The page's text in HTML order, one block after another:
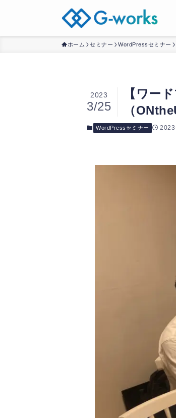
ホーム セミナー WordPressセミナー
【ワー
（
2023
3/25
WordPressセミナー